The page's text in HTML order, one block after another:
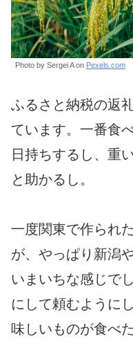
Photo by Sergei A on Pexels.com
ふるさと納税の返
ています。一番食
日持ちするし、重
と助かるし。
一度関東で作られ
が、やっぱり新潟
いまいちな感じで
にして頼むように
味しいものが食べ